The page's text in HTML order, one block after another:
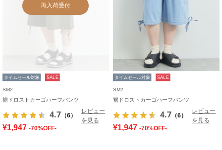
再入荷受付
タイムセール対象 SALE
SM2
裾ドロストカーゴハーフパンツ
4.7 （6）
レビュー
を見る
¥1,947 -70%OFF-
タイムセール対象 SALE
SM2
裾ドロストカーゴハーフパンツ
4.7 （6）
レビュー
を見る
¥1,947 -70%OFF-